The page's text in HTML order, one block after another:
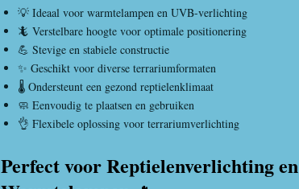
💡 Ideaal voor warmtelampen en UVB-verlichting
🦎 Verstelbare hoogte voor optimale positionering
💪 Stevige en stabiele constructie
✨ Geschikt voor diverse terrariumformaten
🌡️ Ondersteunt een gezond reptielenklimaat
🧼 Eenvoudig te plaatsen en gebruiken
👌 Flexibele oplossing voor terrariumverlichting
Perfect voor Reptielenverlichting en